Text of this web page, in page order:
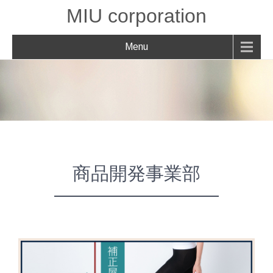
MIU corporation
Menu
商品開発事業部